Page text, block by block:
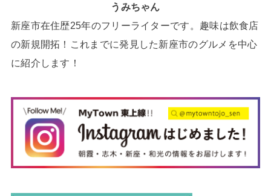
うみちゃん
新座市在住歴25年のフリーライターです。趣味は飲食店
の新規開拓！これまでに発見した新座市のグルメを中心
に紹介します！